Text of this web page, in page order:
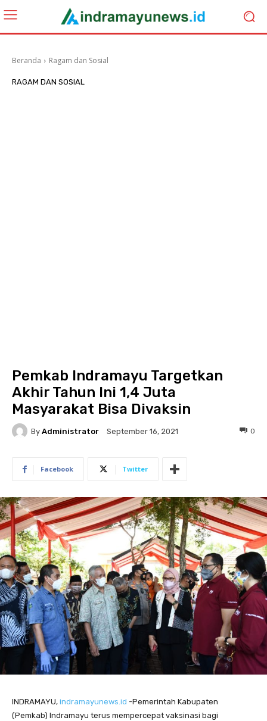
Beranda Ragam dan Sosial
RAGAM DAN SOSIAL
Pemkab Indramayu Targetkan
Akhir Tahun Ini 1,4 Juta
Masyarakat Bisa Divaksin
By Administrator September 16, 2021 0
Facebook Twitter
INDRAMAYU, indramayunews.id -Pemerintah Kabupaten
(Pemkab) Indramayu terus mempercepat vaksinasi bagi